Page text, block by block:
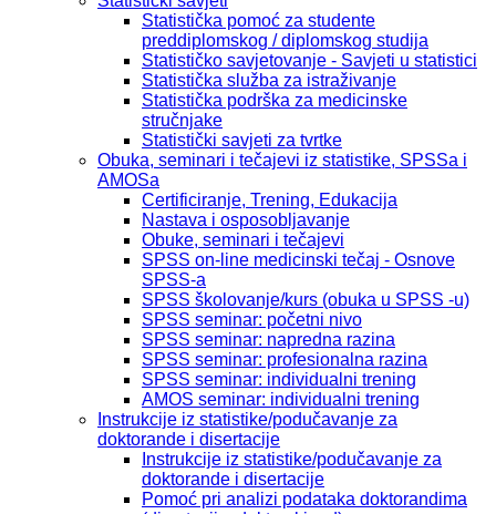
Statistička pomoć za studente
preddiplomskog / diplomskog studija
Statističko savjetovanje - Savjeti u statistici
Statistička služba za istraživanje
Statistička podrška za medicinske
stručnjake
Statistički savjeti za tvrtke
Obuka, seminari i tečajevi iz statistike, SPSSa i
AMOSa
Certificiranje, Trening, Edukacija
Nastava i osposobljavanje
Obuke, seminari i tečajevi
SPSS on-line medicinski tečaj - Osnove
SPSS-a
SPSS školovanje/kurs (obuka u SPSS -u)
SPSS seminar: početni nivo
SPSS seminar: napredna razina
SPSS seminar: profesionalna razina
SPSS seminar: individualni trening
AMOS seminar: individualni trening
Instrukcije iz statistike/podučavanje za
doktorande i disertacije
Instrukcije iz statistike/podučavanje za
doktorande i disertacije
Pomoć pri analizi podataka doktorandima